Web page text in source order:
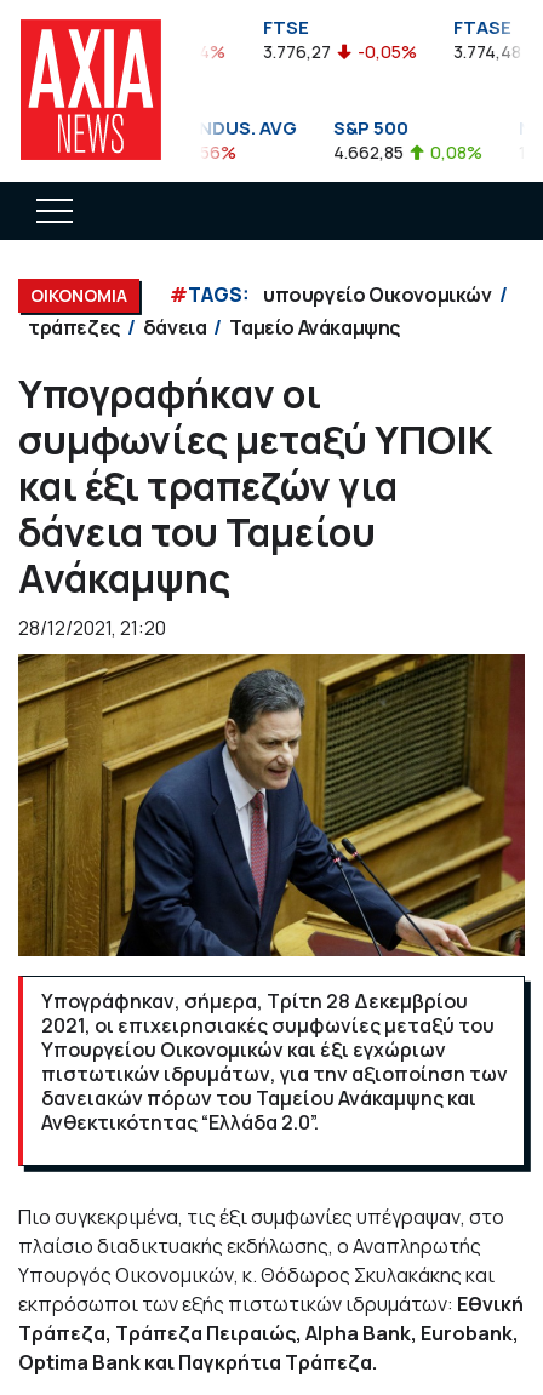
FTSEA
899,47 -0,04%
FTSE
3.776,27 -0,05%
FTASE
3.774,48
DOW JONES INDUS. AVG
35.911,81 -0,56%
S&P 500
4.662,85 0,08%
ΟΙΚΟΝΟΜΙΑ #TAGS:
υπουργείο Οικονομικών
τράπεζες
δάνεια Ταμείο Ανάκαμψης
Υπογραφήκαν οι
συμφωνίες μεταξύ ΥΠΟΙΚ
και έξι τραπεζών για
δάνεια του Ταμείου
Ανάκαμψης
28/12/2021, 21:20
Υπογράφηκαν, σήμερα, Τρίτη 28 Δεκεμβρίου
2021, οι επιχειρησιακές συμφωνίες μεταξύ του
Υπουργείου Οικονομικών και έξι εγχώριων
πιστωτικών ιδρυμάτων, για την αξιοποίηση των
δανειακών πόρων του Ταμείου Ανάκαμψης και
Ανθεκτικότητας “Ελλάδα 2.0”.
Πιο συγκεκριμένα, τις έξι συμφωνίες υπέγραψαν, στο
πλαίσιο διαδικτυακής εκδήλωσης, ο Αναπληρωτής
Υπουργός Οικονομικών, κ. Θόδωρος Σκυλακάκης και
εκπρόσωποι των εξής πιστωτικών ιδρυμάτων: Εθνική
Τράπεζα, Τράπεζα Πειραιώς, Alpha Bank, Eurobank,
Optima Bank και Παγκρήτια Τράπεζα.